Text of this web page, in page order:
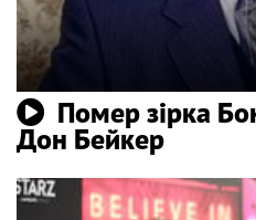
Помер зірка
Дон Бейкер